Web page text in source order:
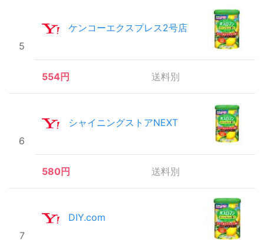
5
ケンコーエクスプレス2号店
554円 送料別
6
シャイニングストアNEXT
580円 送料別
7
DIY.com